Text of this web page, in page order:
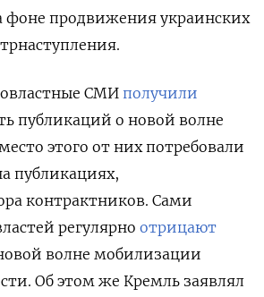
продвижения украинских
СМИ получили
публикаций о новой волне
этого от них потребовали
публикациях,
контрактников. Сами
регулярно отрицают
волне мобилизации
Об этом же Кремль заявлял